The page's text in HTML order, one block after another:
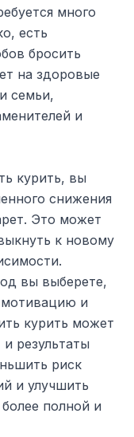
много
есть
бросить
на здоровые
семьи,
и
курить, вы
снижения
Это может
к новому
вы выберете,
мотивацию и
курить может
результаты
риск
и улучшить
полной и